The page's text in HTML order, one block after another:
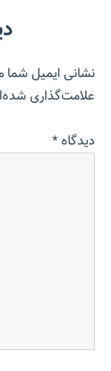
نشانی ایمیل
علامت‌گذاری
دیدگاه*